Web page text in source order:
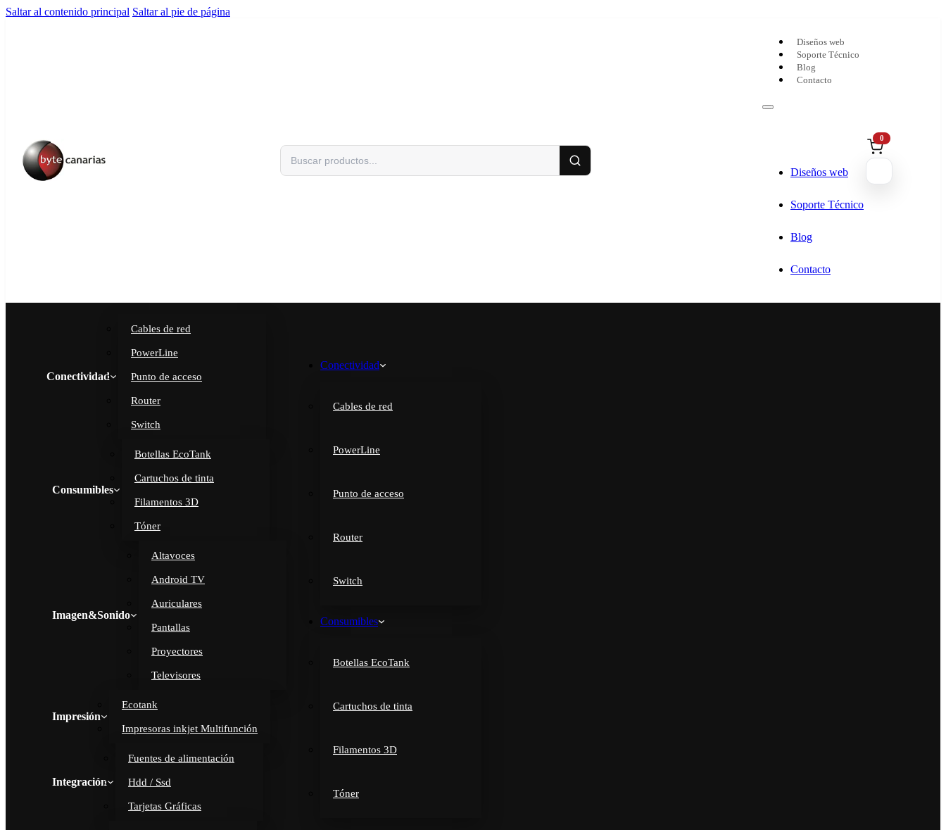
Saltar al contenido principal Saltar al pie de página
Buscar
Diseños web
Soporte Técnico
Blog
Contacto
Diseños web
Soporte Técnico
Blog
Contacto
0
Conectividad
Cables de red
PowerLine
Punto de acceso
Router
Switch
Consumibles
Botellas EcoTank
Cartuchos de tinta
Filamentos 3D
Tóner
Imagen&Sonido
Altavoces
Android TV
Auriculares
Pantallas
Proyectores
Televisores
Impresión
Ecotank
Impresoras inkjet Multifunción
Integración
Fuentes de alimentación
Hdd / Ssd
Tarjetas Gráficas
Conectividad
Cables de red
PowerLine
Punto de acceso
Router
Switch
Consumibles
Botellas EcoTank
Cartuchos de tinta
Filamentos 3D
Tóner